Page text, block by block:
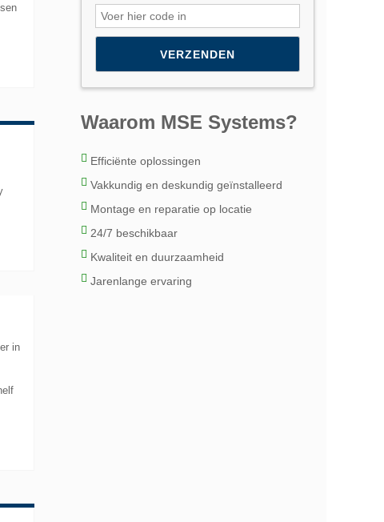
in
Waarom MSE Systems?
Efficiënte oplossingen
Vakkundig en deskundig geïnstalleerd
Montage en reparatie op locatie
24/7 beschikbaar
Kwaliteit en duurzaamheid
Jarenlange ervaring